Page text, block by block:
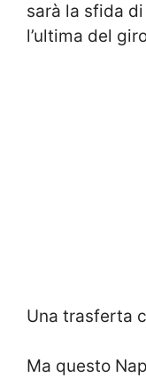
sarà la sfida
l’ultima del
Una trasferta
Ma questo